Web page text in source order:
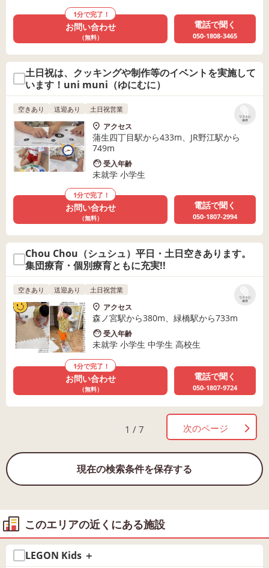
1分で完了！
お問い合わせ
（無料）
電話で聞く
050-1808-3465
土日祝は、クッキングや制作等のイベントを実施して
います！uni muni（ゆにむに）
リストに
保存
空きあり 送迎あり 土日祝営業
アクセス
蒲生四丁目駅から433m、JR野江駅から
749m
受入年齢
未就学 小学生
1分で完了！
お問い合わせ
（無料）
電話で聞く
050-1807-2994
Chou Chou（シュシュ）平日・土日空きあります。
集団療育・個別療育ともに充実!!
リストに
保存
空きあり 送迎あり 土日祝営業
アクセス
森ノ宮駅から380m、緑橋駅から733m
受入年齢
未就学 小学生 中学生 高校生
1分で完了！
お問い合わせ
（無料）
電話で聞く
050-1807-9724
1 / 7 次のページ
現在の検索条件を保存する
このエリアの近くにある施設
LEGON Kids ＋